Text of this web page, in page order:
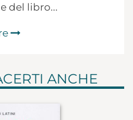
del libro...
ANCHE